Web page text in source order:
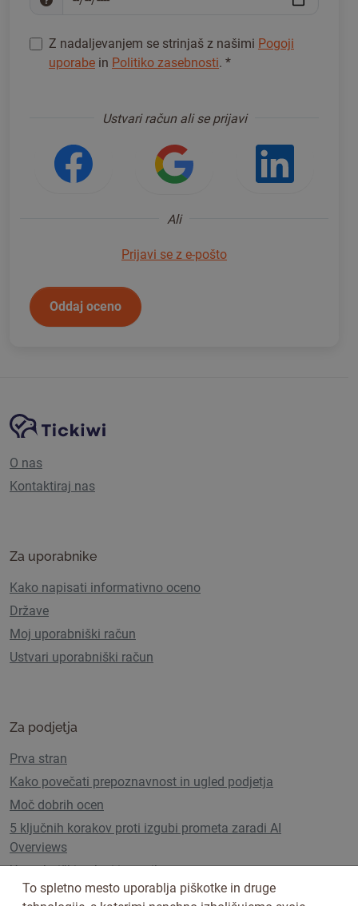
Z nadaljevanjem se strinjaš z našimi Pogoji
uporabe in Politiko zasebnosti. *
Ustvari račun ali se prijavi
Prijava z omrežjem Facebook
Prijava z Googlom
Ali
Prijavi se z e-pošto
Oddaj oceno
Navigacija spletnega mesta
Platforma Tickiwi
O nas
Kontaktiraj nas
Za uporabnike
Kako napisati informativno oceno
Države
Moj uporabniški račun
Ustvari uporabniški račun
Za podjetja
Prva stran
Kako povečati prepoznavnost in ugled podjetja
Moč dobrih ocen
5 ključnih korakov proti izgubi prometa zaradi AI
Overviews
Uporabniški paketi in cenik
To spletno mesto uporablja piškotke in druge